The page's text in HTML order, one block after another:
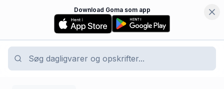
Download Goma som app